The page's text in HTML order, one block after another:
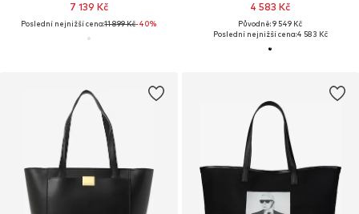
7 139 Kč
Poslední nejnižší cena:11 899 Kč-40%
4 583 Kč
Původně: 9 549 Kč
Poslední nejnižší cena:4 583 Kč